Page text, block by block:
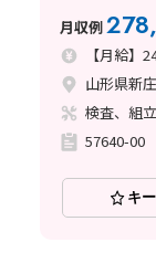
助／山形県
月収例
【月給】
山形県新
検査、組
57640-00
キ